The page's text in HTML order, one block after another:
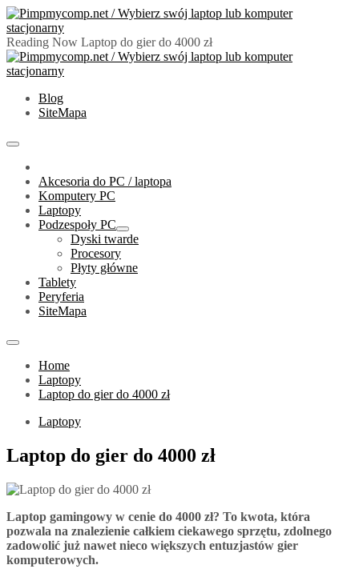
Skip
to
content
Reading Now Laptop do gier do 4000 zł
Złóż/Wybierz swój laptop lub komputer stacjonarny
Blog
SiteMapa
Primary
Akcesoria do PC / laptopa
Komputery PC
Laptopy
Podzespoły PC
Show
sub
Dyski twarde
Procesory
Płyty główne
Tablety
Peryferia
SiteMapa
Home
Laptopy
Laptop do gier do 4000 zł
Laptopy
Laptop do gier do 4000 zł
Laptop gamingowy w cenie do 4000 zł? To kwota, która
pozwala na znalezienie całkiem ciekawego sprzętu, zdolnego
zadowolić już nawet nieco większych entuzjastów gier
komputerowych.